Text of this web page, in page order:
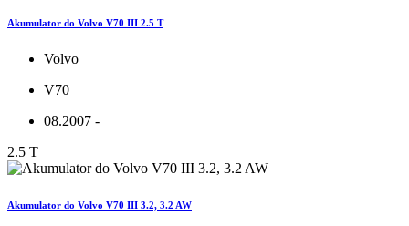
Akumulator do Volvo V70 III 2.5 T
Volvo
V70
08.2007 -
2.5 T
Akumulator do Volvo V70 III 3.2, 3.2 AW